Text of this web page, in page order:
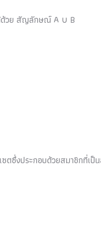
ด้วย สัญลักษณ์ A ∪ B
งประกอบด้วยสมาชิกที่เป็